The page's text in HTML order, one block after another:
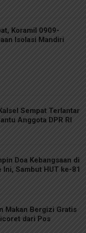
Koramil 0909-
Isolasi Mandiri
Sempat Terlantar
Anggota DPR RI
Doa Kebangsaan di
Sambut HUT ke-81
Makan Bergizi Gratis
dari Pos